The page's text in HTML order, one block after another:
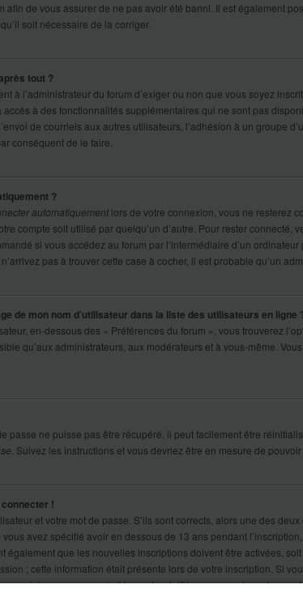
afin de vous assurer de ne pas avoir été banni. Il est également
soit nécessaire de la corriger.
tout ?
à l’administrateur du forum d’exiger ou non que vous soyez
à des fonctionnalités supplémentaires qui ne sont pas
de courriels aux autres utilisateurs, l’adhésion à un groupe
conséquent de le faire.
?
automatiquementlors de votre connexion, vous ne resterez
compte soit utilisé par quelqu’un d’autre. Pour rester connecté,
si vous accédez au forum par l’intermédiaire d’un
pas à trouver cette case à cocher, il est probable qu’un
de mon nom d’utilisateur dans la liste des utilisateurs en ligne
en-dessous des « Préférences du forum », vous trouverez
qu’aux administrateurs, aux modérateurs et à vous-même.
passe ne puisse pas être récupéré, il peut facilement être
. Suivez les instructions et vous devriez être en mesure de
!
et votre mot de passe. S’ils sont corrects, alors une des
avez spécifié avoir en dessous de 13 ans pendant
également que les nouvelles inscriptions doivent être activées,
; cette information était présente lors de votre inscription. Si
courriel, vous avez probablement spécifié une mauvaise adresse